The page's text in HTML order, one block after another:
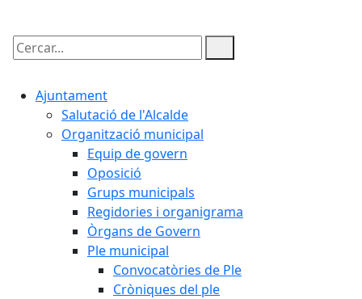
Cercar:
Ajuntament
Salutació de l'Alcalde
Organització municipal
Equip de govern
Oposició
Grups municipals
Regidories i organigrama
Òrgans de Govern
Ple municipal
Convocatòries de Ple
Cròniques del ple